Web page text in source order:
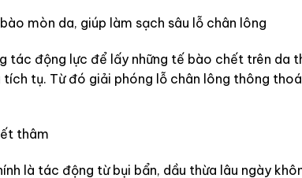
mòn da, giúp làm sạch sâu lỗ chân lông
tác động lực để lấy những tế bào chết trên da
tụ. Từ đó giải phóng lỗ chân lông thông
thâm
là tác động từ bụi bẩn, dầu thừa lâu ngày